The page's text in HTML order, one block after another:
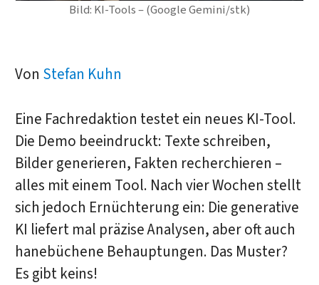
Bild: KI-Tools – (Google Gemini/stk)
Von Stefan Kuhn
Eine Fachredaktion testet ein neues KI-Tool.
Die Demo beeindruckt: Texte schreiben,
Bilder generieren, Fakten recherchieren –
alles mit einem Tool. Nach vier Wochen stellt
sich jedoch Ernüchterung ein: Die generative
KI liefert mal präzise Analysen, aber oft auch
hanebüchene Behauptungen. Das Muster?
Es gibt keins!